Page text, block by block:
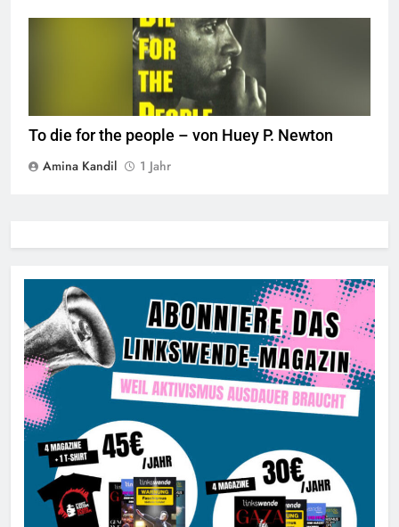
To die for the people – von Huey P. Newton
Amina Kandil
1 Jahr